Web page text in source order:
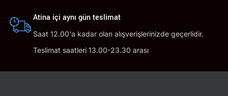
Atina içi aynı gün teslimat
Saat 12.00'a kadar olan alışverişlerinizde geçerlidir.
Teslimat saatleri 13.00-23.30 arası